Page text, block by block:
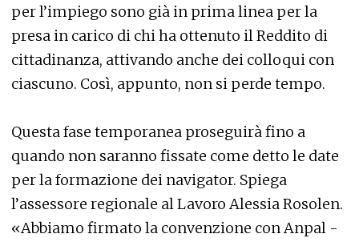
per l’impiego sono già in prima linea per la
presa in carico di chi ha ottenuto il Reddito di
cittadinanza, attivando anche dei colloqui con
ciascuno. Così, appunto, non si perde tempo.
Questa fase temporanea proseguirà fino a
quando non saranno fissate come detto le date
per la formazione dei navigator. Spiega
l’assessore regionale al Lavoro Alessia Rosolen.
«Abbiamo firmato la convenzione con Anpal -